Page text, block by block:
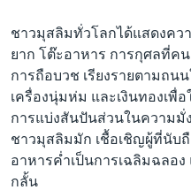
พอดคาสต์
ติดตามเรา
เลือกภาษา
ชาวมุสลิมทั่วโลกได้แสดงคว
ยาก โต๊ะอาหาร การกุศลที่ค
การถือบวช เรียงรายตามถน
เครื่องนุ่มห่ม และเงินทองเพื่
การแบ่งสันปันส่วนในความมั่
ชาวมุสลิมมัก เชื้อเชิญผู้ที่นับ
อาหารค่ำเป็นการเฉลิมฉลอ
กลั้น